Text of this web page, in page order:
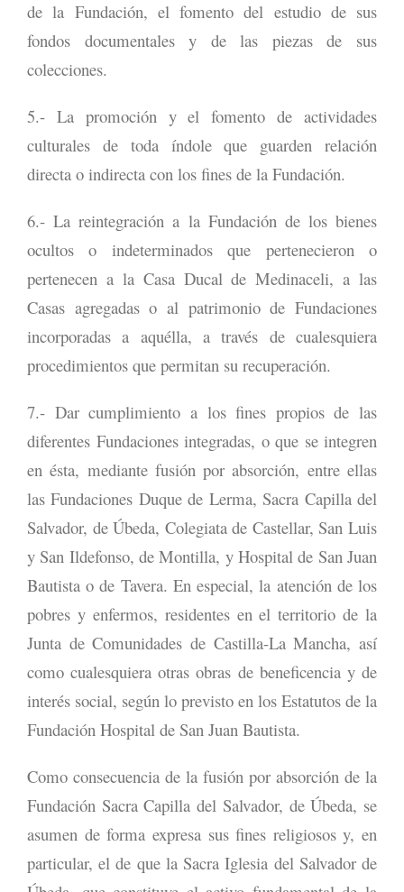
de la Fundación, el fomento del estudio de sus
fondos documentales y de las piezas de sus
colecciones.
5.- La promoción y el fomento de actividades
culturales de toda índole que guarden relación
directa o indirecta con los fines de la Fundación.
6.- La reintegración a la Fundación de los bienes
ocultos o indeterminados que pertenecieron o
pertenecen a la Casa Ducal de Medinaceli, a las
Casas agregadas o al patrimonio de Fundaciones
incorporadas a aquélla, a través de cualesquiera
procedimientos que permitan su recuperación.
7.- Dar cumplimiento a los fines propios de las
diferentes Fundaciones integradas, o que se integren
en ésta, mediante fusión por absorción, entre ellas
las Fundaciones Duque de Lerma, Sacra Capilla del
Salvador, de Úbeda, Colegiata de Castellar, San Luis
y San Ildefonso, de Montilla, y Hospital de San Juan
Bautista o de Tavera. En especial, la atención de los
pobres y enfermos, residentes en el territorio de la
Junta de Comunidades de Castilla-La Mancha, así
como cualesquiera otras obras de beneficencia y de
interés social, según lo previsto en los Estatutos de la
Fundación Hospital de San Juan Bautista.
Como consecuencia de la fusión por absorción de la
Fundación Sacra Capilla del Salvador, de Úbeda, se
asumen de forma expresa sus fines religiosos y, en
particular, el de que la Sacra Iglesia del Salvador de